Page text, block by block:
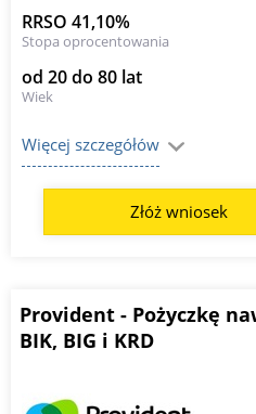
RRSO 41,10%
Stopa oprocentowania
od 20 do 80 lat
Wiek
Więcej szczegółów
Złóż wniosek
Provident - Pożyczkę
BIK, BIG i KRD